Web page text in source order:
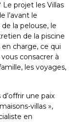
projet les Villas
l’avant le
la pelouse, le
de la piscine
charge, ce qui
consacrer à
les voyages,
une paix
villas »,
en